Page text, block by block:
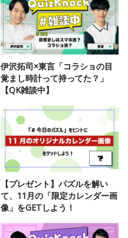
伊沢拓司×東言「コラショの目
覚まし時計って持ってた？」
【QK雑談中】
【プレゼント】パズルを解い
て、11月の「限定カレンダー画
像」をGETしよう！